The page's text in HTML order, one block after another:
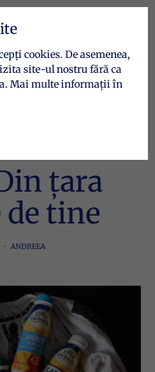
țara
de tine
ANDREEA
cookies. De asemenea,
site-ul nostru fără ca
Mai multe informații în